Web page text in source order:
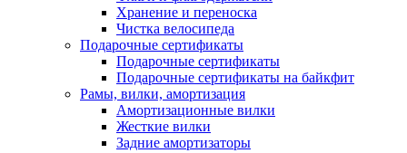
Хранение и переноска
Чистка велосипеда
Подарочные сертификаты
Подарочные сертификаты
Подарочные сертификаты на байкфит
Рамы, вилки, амортизация
Амортизационные вилки
Жесткие вилки
Задние амортизаторы